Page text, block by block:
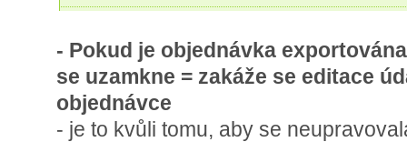
- Pokud je objednávka
se uzamkne = zakáže se editace
objednávce
- je to kvůli tomu, aby se